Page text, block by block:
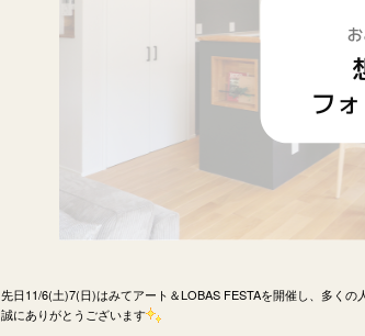
先日11/6(土)7(日)はみてアート＆LOBAS FESTAを開催し、多くの
誠にありがとうございます